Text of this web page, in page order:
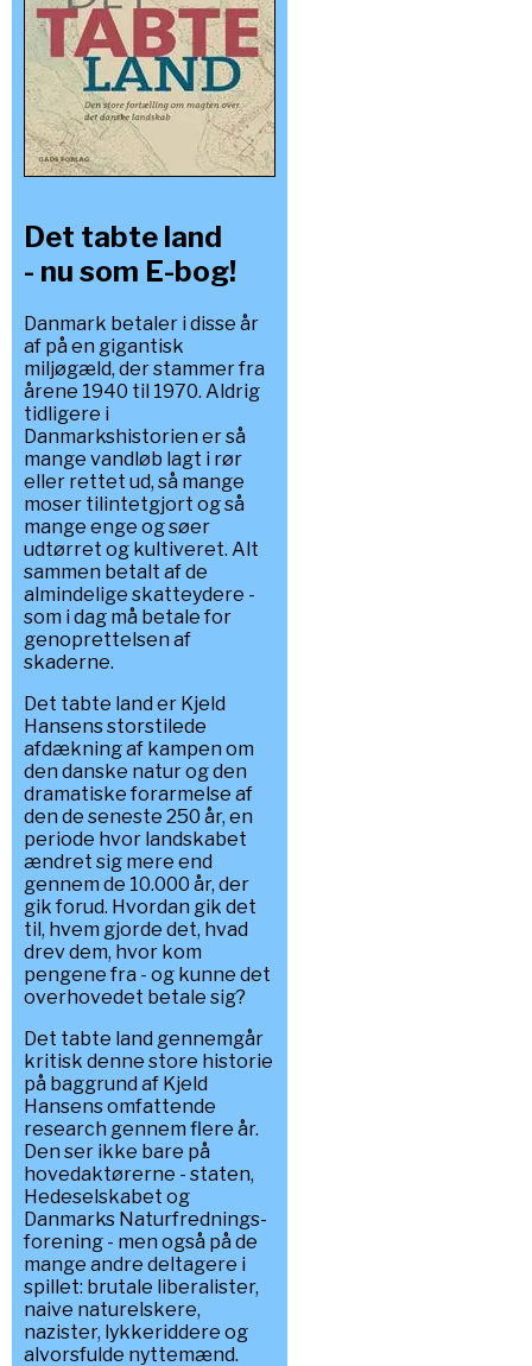
Det tabte land
- nu som E-bog!
Danmark betaler i disse år
af på en gigantisk
miljøgæld, der stammer fra
årene 1940 til 1970. Aldrig
tidligere i
Danmarkshistorien er så
mange vandløb lagt i rør
eller rettet ud, så mange
moser tilintetgjort og så
mange enge og søer
udtørret og kultiveret. Alt
sammen betalt af de
almindelige skatteydere -
som i dag må betale for
genoprettelsen af
skaderne.
Det tabte land er Kjeld
Hansens storstilede
afdækning af kampen om
den danske natur og den
dramatiske forarmelse af
den de seneste 250 år, en
periode hvor landskabet
ændret sig mere end
gennem de 10.000 år, der
gik forud. Hvordan gik det
til, hvem gjorde det, hvad
drev dem, hvor kom
pengene fra - og kunne det
overhovedet betale sig?
Det tabte land gennemgår
kritisk denne store historie
på baggrund af Kjeld
Hansens omfattende
research gennem flere år.
Den ser ikke bare på
hovedaktørerne - staten,
Hedeselskabet og
Danmarks Naturfrednings-
forening - men også på de
mange andre deltagere i
spillet: brutale liberalister,
naive naturelskere,
nazister, lykkeriddere og
alvorsfulde nyttemænd.